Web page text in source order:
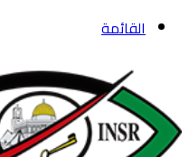
القائمة